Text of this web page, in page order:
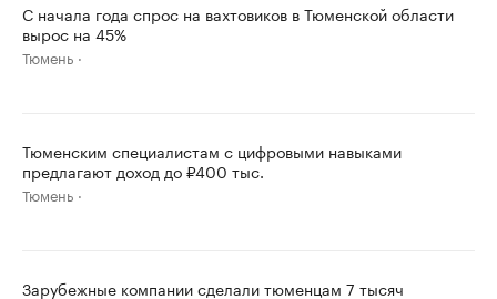
С начала года спрос на вахтовиков в Тюменской области
вырос на 45%
Тюмень
Тюменским специалистам с цифровыми навыками
предлагают доход до ₽400 тыс.
Тюмень
Зарубежные компании сделали тюменцам 7 тысяч